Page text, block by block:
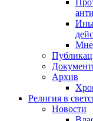
Архив
Религия в
Новости